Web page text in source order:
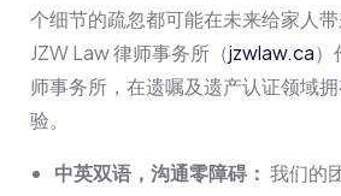
个细节的疏忽都可能在未来给家人带
JZW Law 律师事务所（jzwlaw.ca）
师事务所，在遗嘱及遗产认证领域
验。
中英双语，沟通零障碍： 我们的